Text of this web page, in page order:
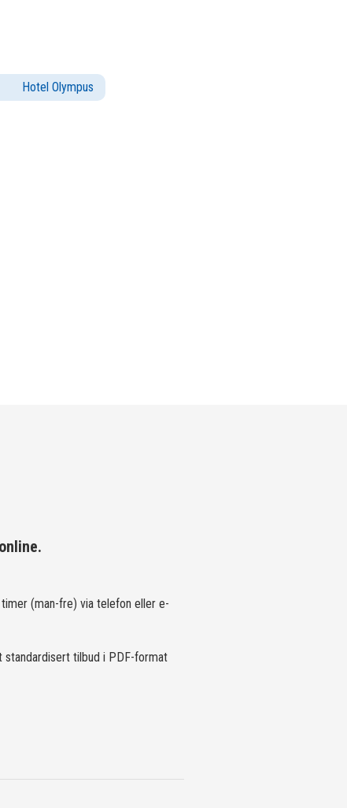
Hotel Olympus
(man-fre) via telefon eller e-
standardisert tilbud i PDF-format